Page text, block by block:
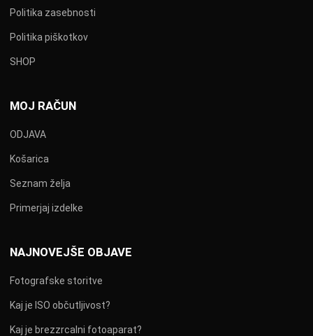
Politika zasebnosti
Politika piškotkov
SHOP
MOJ RAČUN
ODJAVA
Košarica
Seznam želja
Primerjaj izdelke
NAJNOVEJŠE OBJAVE
Fotografske storitve
Kaj je ISO občutljivost?
Kaj je brezzrcalni fotoaparat?